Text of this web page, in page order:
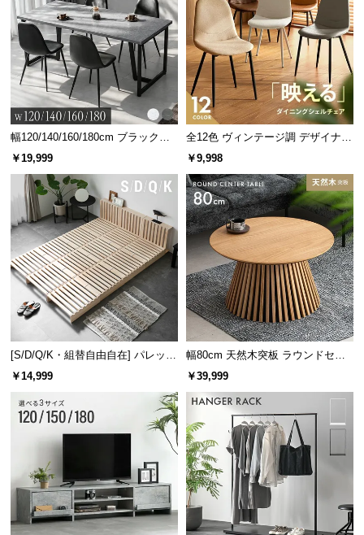
効率よく負荷を吸収
体重がかかる部分のみ沈
む構造で、体勢に負担を
かけず負荷を吸収しま
す。
包み込まれるような寝心地
独立したコイルのソフトな弾力は、包み込まれるよ
うな柔らかな寝心地となります。
幅120/140/160/180cm ブラックフ
レーム ダイニング 大理石調 4人掛
￥19,999
全12色 ヴィンテージ調 デザイナー
ズシェルチェア
￥9,998
[S/D/Q/K・組替自由自在] パレット
ベッド 8/12/16枚セット
￥14,999
幅80cm 天然木突板 ラウンドセン
ターテーブル 美しい格子デザイン
￥39,999